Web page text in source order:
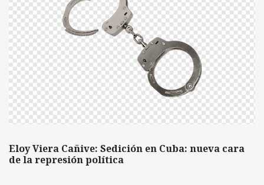
Eloy Viera Cañive: Sedición en Cuba: nueva cara
de la represión política